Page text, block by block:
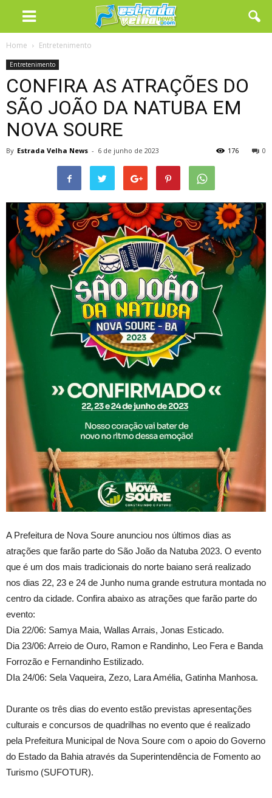
Home Entretenimento
Entretenimento
CONFIRA AS ATRAÇÕES DO
SÃO JOÃO DA NATUBA EM
NOVA SOURE
By Estrada Velha News - 6 de junho de 2023 0
176
A Prefeitura de Nova Soure anunciou nos últimos dias as
atrações que farão parte do São João da Natuba 2023. O evento
que é um dos mais tradicionais do norte baiano será realizado
nos dias 22, 23 e 24 de Junho numa grande estrutura montada no
centro da cidade. Confira abaixo as atrações que farão parte do
evento:
Dia 22/06: Samya Maia, Wallas Arrais, Jonas Esticado.
Dia 23/06: Arreio de Ouro, Ramon e Randinho, Leo Fera e Banda
Forrozão e Fernandinho Estilizado.
DIa 24/06: Sela Vaqueira, Zezo, Lara Amélia, Gatinha Manhosa.
Durante os três dias do evento estão previstas apresentações
culturais e concursos de quadrilhas no evento que é realizado
pela Prefeitura Municipal de Nova Soure com o apoio do Governo
do Estado da Bahia através da Superintendência de Fomento ao
Turismo (SUFOTUR).